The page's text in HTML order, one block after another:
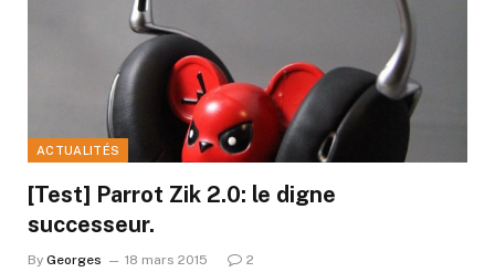
ACTUALITÉS
[Test] Parrot Zik 2.0: le digne
successeur.
By Georges 18 mars 2015 2